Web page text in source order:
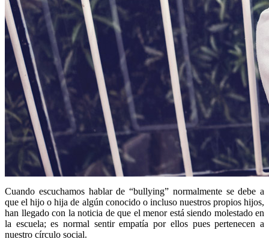
Cuando escuchamos hablar de “bullying” normalmente se debe a
que el hijo o hija de algún conocido o incluso nuestros propios hijos,
han llegado con la noticia de que el menor está siendo molestado en
la escuela; es normal sentir empatía por ellos pues pertenecen a
nuestro círculo social.